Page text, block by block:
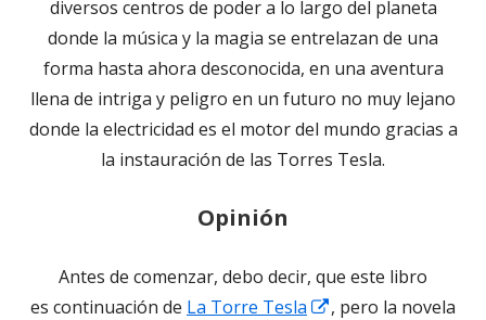
diversos centros de poder a lo largo del planeta
donde la música y la magia se entrelazan de una
forma hasta ahora desconocida, en una aventura
llena de intriga y peligro en un futuro no muy lejano
donde la electricidad es el motor del mundo gracias a
la instauración de las Torres Tesla.
Opinión
Antes de comenzar, debo decir, que este libro
es continuación de La Torre Tesla
Abrir
, pero la novela